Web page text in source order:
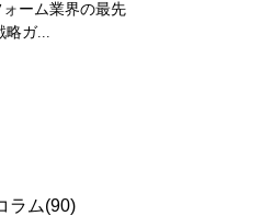
ーム業界の最先
略ガ...
ラム(90)